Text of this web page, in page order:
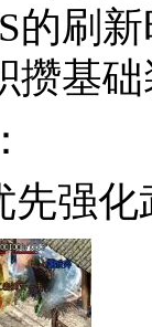
的刷
攒基
先强